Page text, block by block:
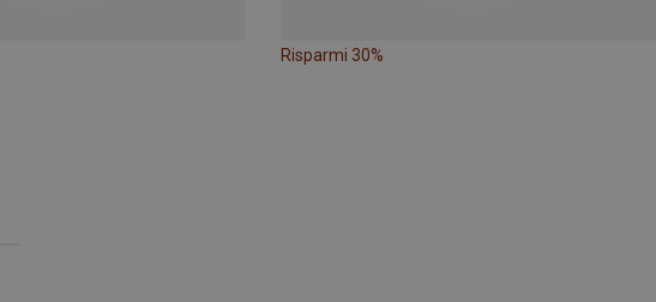
Risparmi 30%